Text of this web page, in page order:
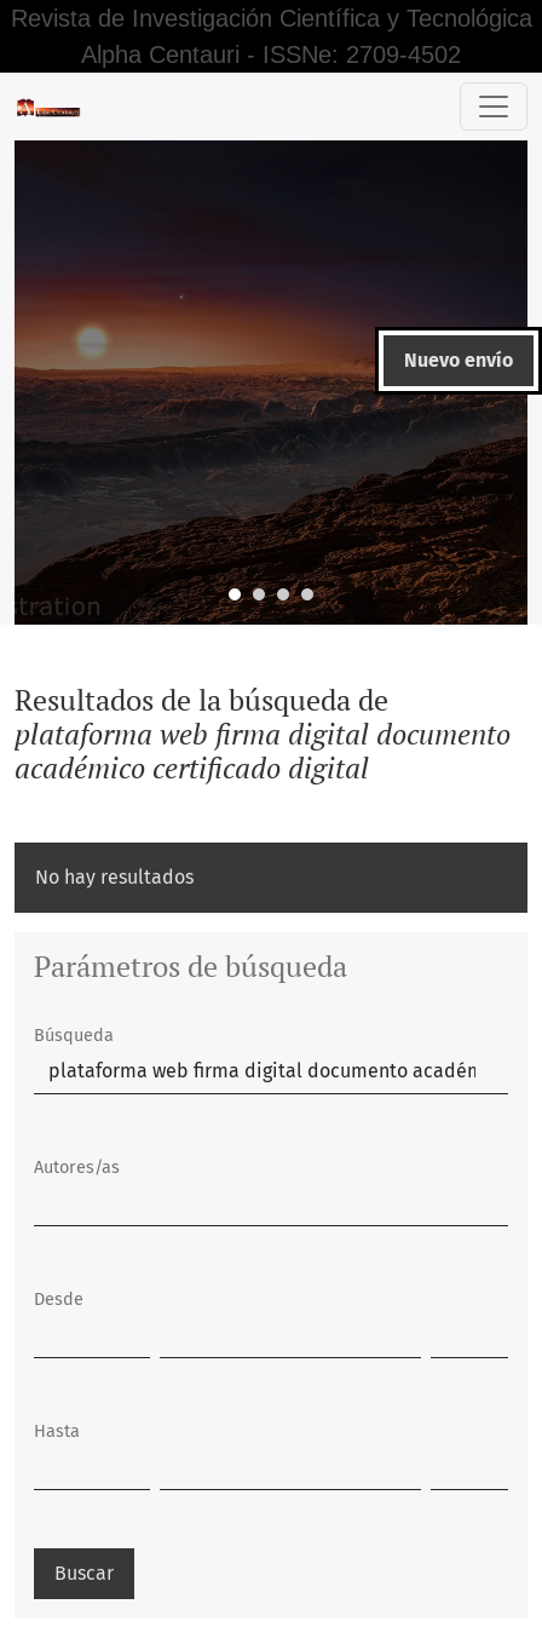
Revista de Investigación Científica y Tecnológica
Alpha Centauri - ISSNe: 2709-4502
Nuevo envío
Resultados de la búsqueda de
plataforma web firma digital documento
académico certificado digital
No hay resultados
Parámetros de búsqueda
Búsqueda
Autores/as
Desde
Hasta
Buscar